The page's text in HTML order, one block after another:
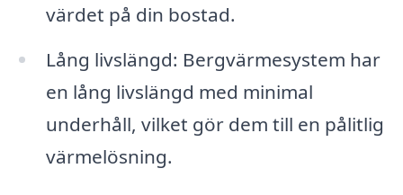
värdet på din bostad.
Lång livslängd: Bergvärmesystem har
en lång livslängd med minimal
underhåll, vilket gör dem till en pålitlig
värmelösning.